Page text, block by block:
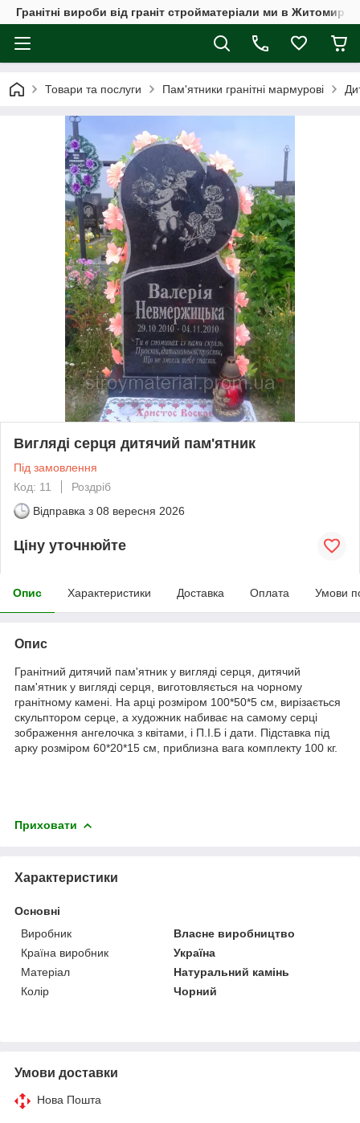
Гранітні вироби від граніт стройматеріали ми в Житомирі,
Товари та послуги Пам'ятники гранітні мармурові
Вигляді серця дитячий пам'ятник
Під замовлення
Код: 11
Роздріб
Відправка з 08 вересня 2026
Ціну уточнюйте
Опис Характеристики Доставка Оплата Умови
Опис
Гранітний дитячий пам'ятник у вигляді серця, дитячий
пам'ятник у вигляді серця, виготовляється на чорному
гранітному камені. На арці розміром 100*50*5 см, вирізається
скульптором серце, а художник набиває на самому серці
зображення ангелочка з квітами, і П.І.Б і дати. Підставка під
арку розміром 60*20*15 см, приблизна вага комплекту 100 кг.
Приховати
Характеристики
Основні
Виробник
Власне виробництво
Країна виробник
Україна
Матеріал
Натуральний камінь
Колір
Чорний
Умови доставки
Нова Пошта